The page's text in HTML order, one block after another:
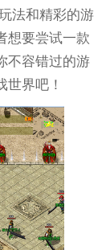
法和精彩的游
想要尝试一款
不容错过的游
界吧！